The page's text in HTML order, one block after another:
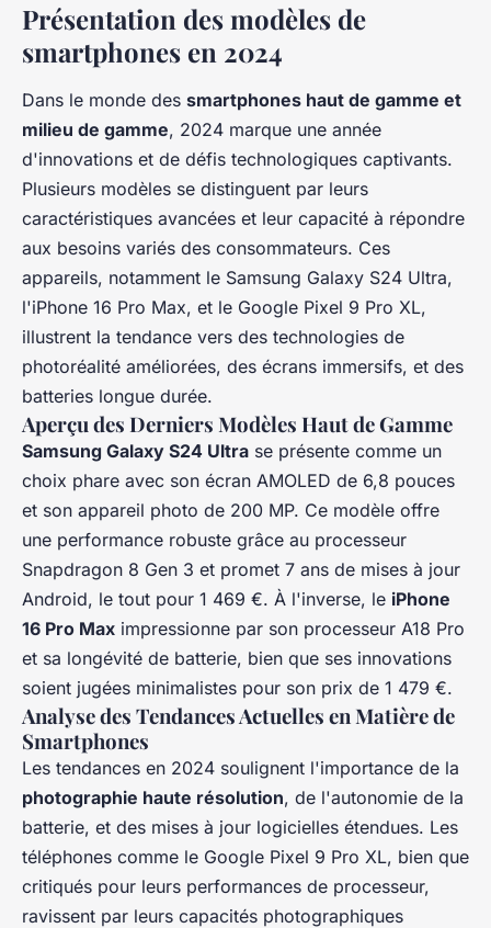
Présentation des modèles de
smartphones en 2024
Dans le monde des smartphones haut de gamme et
milieu de gamme, 2024 marque une année
d'innovations et de défis technologiques captivants.
Plusieurs modèles se distinguent par leurs
caractéristiques avancées et leur capacité à répondre
aux besoins variés des consommateurs. Ces
appareils, notamment le Samsung Galaxy S24 Ultra,
l'iPhone 16 Pro Max, et le Google Pixel 9 Pro XL,
illustrent la tendance vers des technologies de
photoréalité améliorées, des écrans immersifs, et des
batteries longue durée.
Aperçu des Derniers Modèles Haut de Gamme
Samsung Galaxy S24 Ultra se présente comme un
choix phare avec son écran AMOLED de 6,8 pouces
et son appareil photo de 200 MP. Ce modèle offre
une performance robuste grâce au processeur
Snapdragon 8 Gen 3 et promet 7 ans de mises à jour
Android, le tout pour 1 469 €. À l'inverse, le iPhone
16 Pro Max impressionne par son processeur A18 Pro
et sa longévité de batterie, bien que ses innovations
soient jugées minimalistes pour son prix de 1 479 €.
Analyse des Tendances Actuelles en Matière de
Smartphones
Les tendances en 2024 soulignent l'importance de la
photographie haute résolution, de l'autonomie de la
batterie, et des mises à jour logicielles étendues. Les
téléphones comme le Google Pixel 9 Pro XL, bien que
critiqués pour leurs performances de processeur,
ravissent par leurs capacités photographiques